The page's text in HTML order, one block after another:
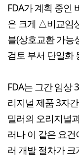
FDA가 계획 중인
은 크게 △비교임
블(상호교환 가
검토 부서 단일화
FDA는 그간 임상
리지널 제품 3자
밀러의 오리지널
러나 이 같은 요
러 개발 절차가